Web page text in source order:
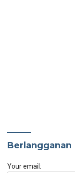
Berlangganan
Your email: